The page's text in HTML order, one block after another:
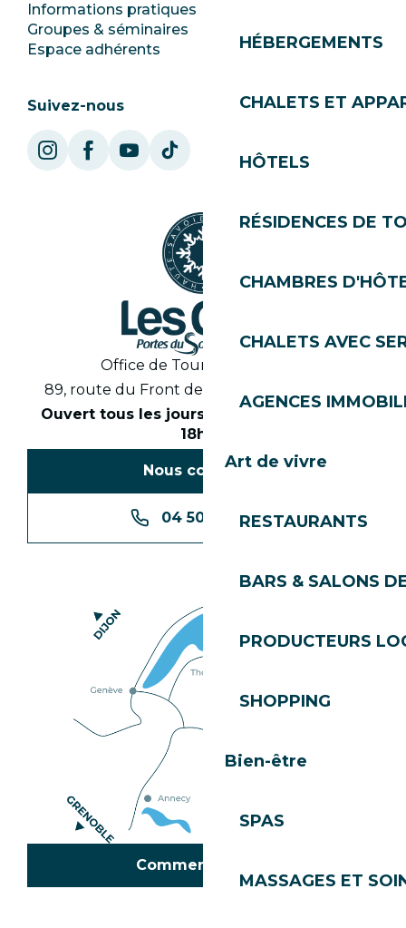
HÉBERGEMENTS
CHALETS ET
HÔTELS
RÉSIDENCES DE
CHAMBRES
CHALETS AVEC
AGENCES
Art de vivre
RESTAURANTS
BARS & SALONS
PRODUCTEURS
SHOPPING
Bien-être
SPAS
MASSAGES ET
Informations pratiques
Groupes & séminaires
Espace adhérents
SoleGets
Les Gets Tourisme
Suivez-nous
Office de Tourisme des Gets
89, route du Front de Neige 74260 Les Gets
Ouvert tous les jours en saison de 8h30 à
18h30
Nous contacter
04 50 74 74 74
Comment venir ?